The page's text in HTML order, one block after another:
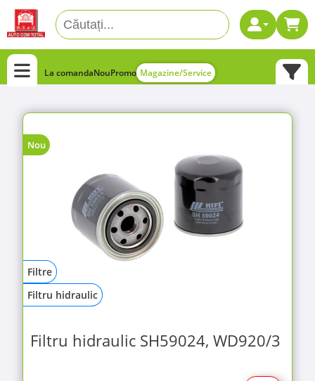
La comandaNouPromo Magazine/Service
Nou
Filtre
Filtru hidraulic
Filtru hidraulic SH59024, WD920/3